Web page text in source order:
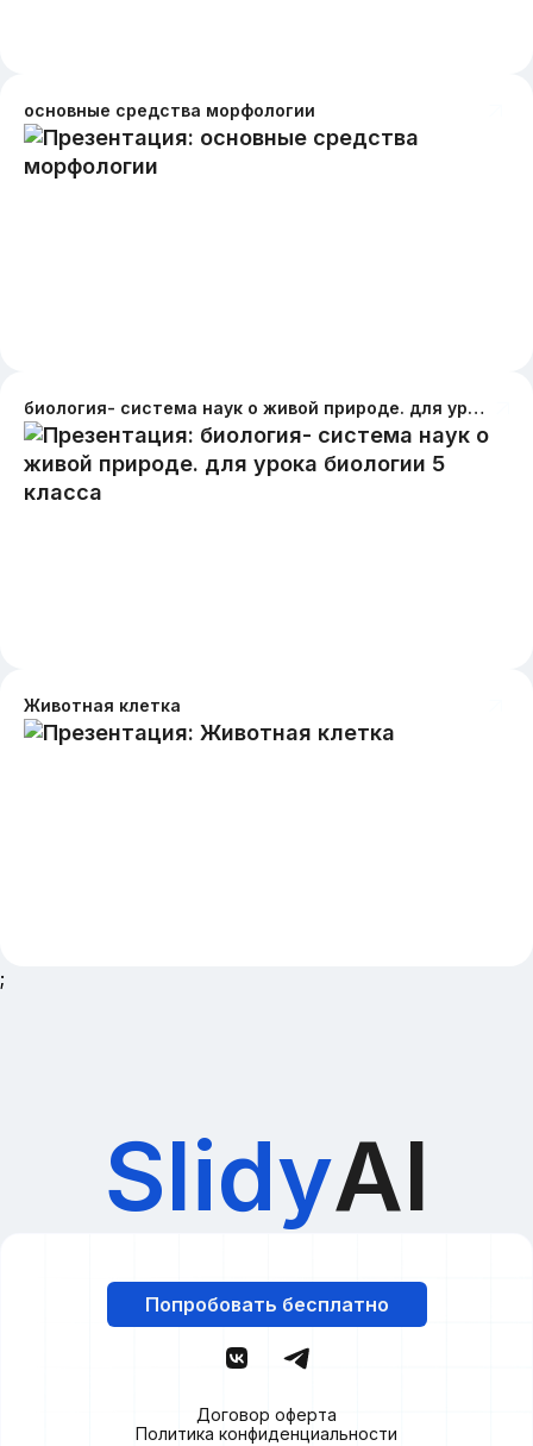
основные средства морфологии
биология- система наук о живой природе. для урока биологии 5 класса
Животная клетка
;
SlidyAI
Попробовать бесплатно
Договор оферта
Политика конфиденциальности